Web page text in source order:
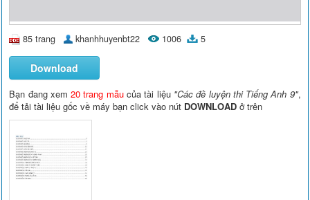
85 trang khanhhuyenbt22 1006 5
Download
Bạn đang xem20 trang mẫucủa tài liệu "Các đề luyện thi Tiếng Anh 9",
để tải tài liệu gốc về máy bạn click vào nút DOWNLOAD ở trên